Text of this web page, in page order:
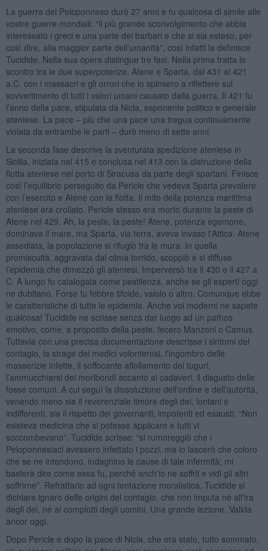
La guerra del Peloponneso durò 27 anni e fu qualcosa di simile alle
vostre guerre mondiali: “il più grande sconvolgimento che abbia
interessato i greci e una parte dei barbari e che si sia esteso, per
così dire, alla maggior parte dell’umanità”, così infatti la definisce
Tucidide. Nella sua opera distingue tre fasi. Nella prima tratta lo
scontro tra le due superpotenze, Atene e Sparta, dal 431 al 421
a.C. con i massacri e gli orrori che lo spinsero a riflettere sul
sovvertimento di tutti i valori umani causato dalla guerra. Il 421 fu
l’anno della pace, stipulata da Nicla, esponente politico e generale
ateniese. La pace – più che una pace una tregua continuamente
violata da entrambe le parti – durò meno di sette anni.
La seconda fase descrive la sventurata spedizione ateniese in
Sicilia, iniziata nel 415 e conclusa nel 413 con la distruzione della
flotta ateniese nel porto di Siracusa da parte degli spartani. Finisce
così l’equilibrio perseguito da Pericle che vedeva Sparta prevalere
con l’esercito e Atene con la flotta. Il mito della potenza marittima
ateniese era crollato. Pericle stesso era morto durante la peste di
Atene nel 429. Ah, la peste, la peste! Atene, potenza egemone,
dominava il mare, ma Sparta, via terra, aveva invaso l'Attica. Atene
assediata, la popolazione si rifugiò tra le mura. In quella
promiscuità, aggravata dal clima torrido, scoppiò e si diffuse
l’epidemia che dimezzò gli ateniesi. Imperversò tra il 430 e il 427 a
C. A lungo fu catalogata come pestilenza, anche se gli esperti oggi
ne dubitano. Forse fu febbre tifoide, vaiolo o altro. Comunque ebbe
le caratteristiche di tutte le epidemie. Anche voi moderni ne sapete
qualcosa! Tucidide ne scrisse senza dar luogo ad un pathos
emotivo, come, a proposito della peste, fecero Manzoni o Camus.
Tuttavia con una precisa documentazione descrisse i sintomi del
contagio, la strage dei medici volonterosi, l'ingombro delle
masserizie infette, il soffocante affollamento dei tuguri,
l’ammucchiarsi dei moribondi accanto ai cadaveri, il disgusto delle
fosse comuni. A cui seguì la dissoluzione dell'ordine e dell'autorità,
venendo meno sia il reverenziale timore degli dei, lontani e
indifferenti, sia il rispetto dei governanti, impotenti ed esausti. “Non
esisteva medicina che si potesse applicare e tutti vi
soccombevano”. Tucidide scrisse: “si rumoreggiò che i
Peloponnesiaci avessero infettato i pozzi, ma io lascerò che coloro
che se ne intendono, indaghino le cause di tale infermità; mi
basterà dire come essa fu, perché anch'io ne soffrii e vidi gli altri
soffrirne”. Refrattario ad ogni tentazione moralistica, Tucidide si
dichiara ignaro delle origini del contagio, che non imputa né all'ira
degli dei, né ai complotti degli uomini. Una grande lezione. Valida
ancor oggi.
Dopo Pericle e dopo la pace di Nicla, che era stato, tutto sommato,